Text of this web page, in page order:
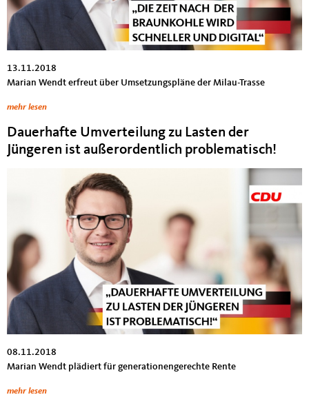
13.11.2018
Marian Wendt erfreut über Umsetzungspläne der Milau-Trasse
mehr lesen
Dauerhafte Umverteilung zu Lasten der
Jüngeren ist außerordentlich problematisch!
08.11.2018
Marian Wendt plädiert für generationengerechte Rente
mehr lesen